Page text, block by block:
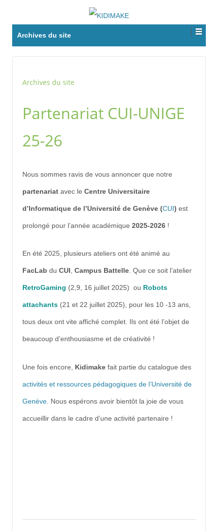
Archives du site
Archives du site
Partenariat CUI-UNIGE
25-26
Nous sommes ravis de vous annoncer que notre
partenariat avec le Centre Universitaire
d’Informatique de l’Université de Genève (CUI) est
prolongé pour l’année académique 2025-2026 !
En été 2025, plusieurs ateliers ont été animé au
FacLab du CUI, Campus Battelle. Que ce soit l’atelier
RetroGaming (2,9, 16 juillet 2025) ou Robots
attachants (21 et 22 juillet 2025), pour les 10 -13 ans,
tous deux ont vite affiché complet. Ils ont été l’objet de
beaucoup d’enthousiasme et de créativité !
Une fois encore, Kidimake fait partie du catalogue des
activités et ressources pédagogiques de l’Université de
Genève . Nous espérons avoir bientôt la joie de vous
accueillir dans le cadre d’une activité partenaire !